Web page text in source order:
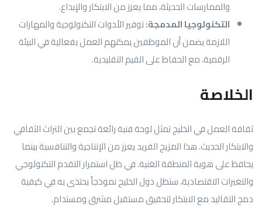
والممارسات الحديثة، مما يعزز من الابتكار والإبداع.
التكنولوجيا المدمجة:توفير الأدوات التكنولوجية والمهارات
اللازمة يضمن أن الموظفين يمكنهم العمل بفعالية في البيئة
الرقمية، مع الحفاظ على القيم التقليدية.
الخلاصة
ثقافة العمل في الخليج تمثل لوحة فنية رائعة تجمع بين التراث الثقافي
والابتكار الحديث. هذا المزيج الفريد يعزز من الإنتاجية والتنافسية بينما
يحافظ على هوية المنطقة الغنية. في ظل استمرار التقدم التكنولوجي
والتغيرات الاقتصادية، ستظل دول الخليج نموذجاً يحتذى به في كيفية
دمج التقاليد مع الابتكار لتحقيق مستقبل مشرق ومستدام.